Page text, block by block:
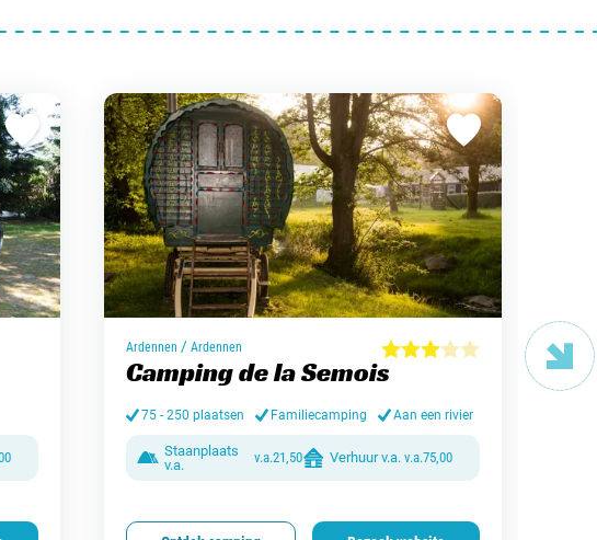
Ardennen / Ardennen
Camping de la Semois
75 - 250 plaatsen Familiecamping Aan een rivier
Staanplaats
v.a.
v.a.21,50 Verhuur v.a. v.a.75,00